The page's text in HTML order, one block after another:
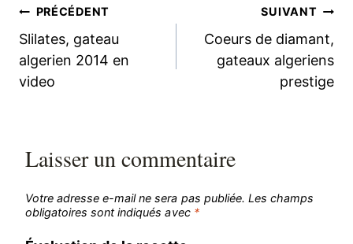
Navigation
de
l’article
PRÉCÉDENT
Slilates, gateau
algerien 2014 en
video
SUIVANT
Coeurs de diamant,
gateaux algeriens
prestige
Laisser un commentaire
Votre adresse e-mail ne sera pas publiée. Les champs
obligatoires sont indiqués avec *